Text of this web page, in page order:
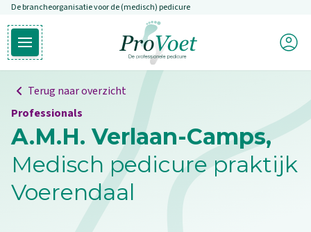
Overslaan en naar de inhoud gaan
De brancheorganisatie voor de (medisch) pedicure
Open hoofdmenu
Ga naar de homepagina
Mijn
Terug naar overzicht
Professionals
A.M.H. Verlaan-Camps,
Medisch pedicure praktijk
Voerendaal